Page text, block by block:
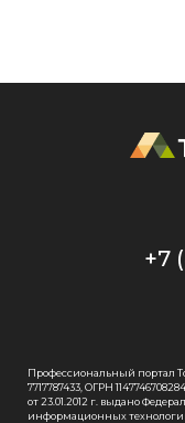
+7
Профессиональный портал
7717787433, ОГРН
от 23.01.2012 г. выдано
информационных